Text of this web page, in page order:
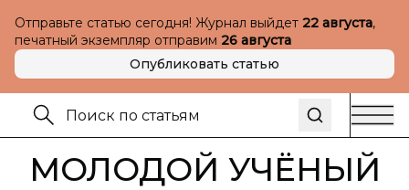
Отправьте статью сегодня! Журнал выйдет 22 августа,
печатный экземпляр отправим 26 августа
Опубликовать статью
МОЛОДОЙ УЧЁНЫЙ